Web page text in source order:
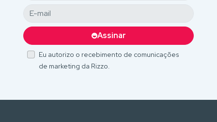
Assinar
Eu autorizo o recebimento de comunicações
de marketing da Rizzo.